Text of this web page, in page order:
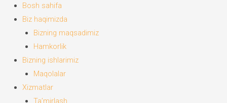
Bosh sahifa
Biz haqimizda
Bizning maqsadimiz
Hamkorlik
Bizning ishlarimiz
Maqolalar
Xizmatlar
Ta’mirlash